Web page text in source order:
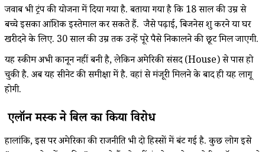
जवाब भी ट्रंप की योजना में दिया गया है. बताया गया है कि 18 साल की उम्र से
बच्चे इसका आंशिक इस्तेमाल कर सकते हैं. जैसे पढ़ाई, बिजनेस शुरू करने या घर
खरीदने के लिए. 30 साल की उम्र तक उन्हें पूरे पैसे निकालने की छूट मिल जाएगी.
यह स्कीम अभी कानून नहीं बनी है, लेकिन अमेरिकी संसद (House) से पास हो
चुकी है. अब यह सीनेट की समीक्षा में है. वहां से मंजूरी मिलने के बाद ही यह लागू
होगी.
एलॉन मस्क ने बिल का किया विरोध
हालांकि, इस पर अमेरिका की राजनीति भी दो हिस्सों में बंट गई है. कुछ लोग इसे